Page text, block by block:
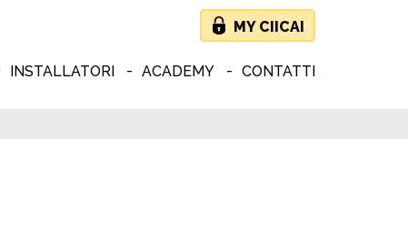
MY CIICAI
INSTALLATORI ACADEMY CONTATTI